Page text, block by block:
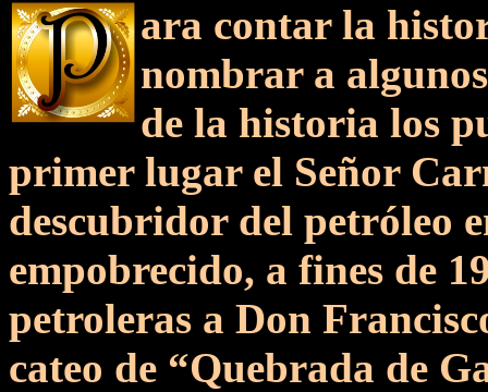
ara contar la
nombrar a
de la historia los
primer lugar el Señor
descubridor del petróleo
empobrecido, a fines de
petroleras a Don
cateo de “Quebrada de